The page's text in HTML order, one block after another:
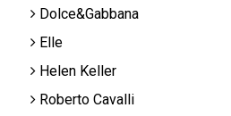
Dolce&Gabbana
Elle
Helen Keller
Roberto Cavalli